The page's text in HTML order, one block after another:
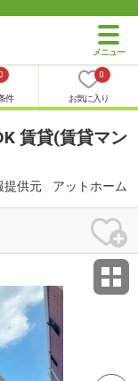
0
件
0
お気に入り
賃貸(賃貸マン
提供元 アットホーム